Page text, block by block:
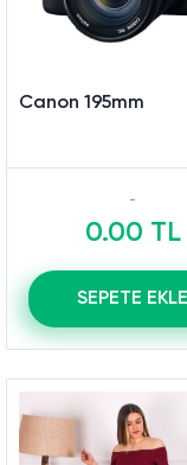
Canon 195mm
0.00 TL
SEPETE EKLE